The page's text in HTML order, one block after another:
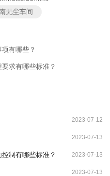
无尘车间
有哪些？
求有哪些标准？
2023-07-12
2023-07-13
2023-07-13
制有哪些标准？
2023-07-13